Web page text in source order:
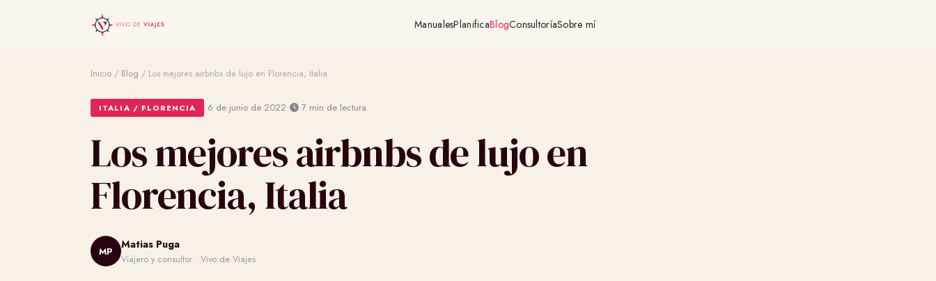
ManualesPlanificaBlogConsultoríaSobre mí
Inicio / Blog / Los mejores airbnbs de lujo en Florencia, Italia
ITALIA / FLORENCIA ·6 de junio de 2022· 7 min de lectura
Los mejores airbnbs de lujo en
Florencia, Italia
MP
Matias Puga
Viajero y consultor · Vivo de Viajes